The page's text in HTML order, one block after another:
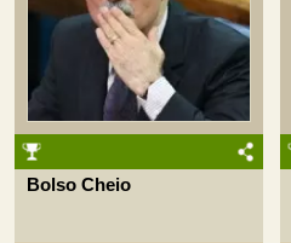
Bolso Cheio